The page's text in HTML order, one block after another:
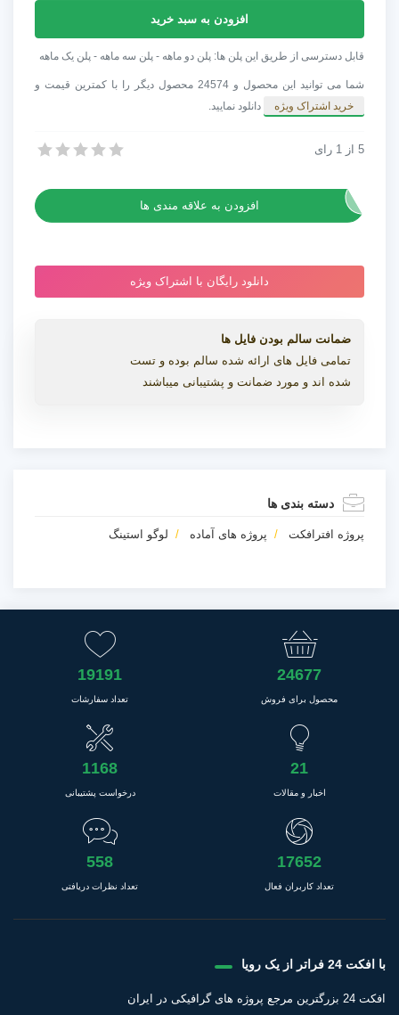
افترافکت
لوگوی
عدد
افزودن به سبد خرید
قابل دسترسی از طریق این پلن ها: پلن دو ماهه - پلن سه ماهه - پلن یک ماهه
شما می توانید این محصول و 24574 محصول دیگر را با کمترین قیمت و
خرید اشتراک ویژه
دانلود نمایید.
پروژه افترافکت لوگوی شکل سریع
5 از 1 رای
افزودن به علاقه مندی ها
دانلود رایگان با اشتراک ویژه
ضمانت سالم بودن فایل ها
تمامی فایل های ارائه شده سالم بوده و تست
شده اند و مورد ضمانت و پشتیبانی میباشند
دسته بندی ها
پروژه افترافکت پروژه های آماده لوگو استینگ
24677
محصول برای فروش
19191
تعداد سفارشات
21
اخبار و مقالات
1168
درخواست پشتیبانی
17652
تعداد کاربران فعال
558
تعداد نظرات دریافتی
با افکت 24 فراتر از یک رویا
افکت 24 بزرگترین مرجع پروژه های گرافیکی در ایران